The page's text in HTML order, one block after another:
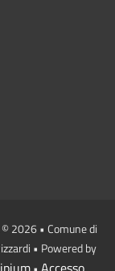
2026 • Comune di
• Powered by